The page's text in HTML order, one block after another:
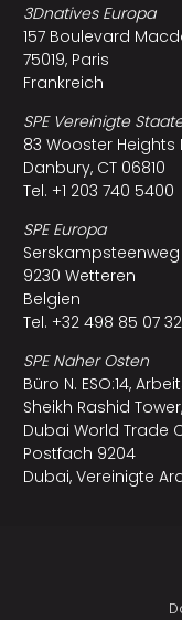
3Dnatives Europa
157 Boulevard
75019, Paris
Frankreich
SPE Vereinigte
83 Wooster Heights
Danbury, CT 06810
Tel. +1 203 740 5400
SPE Europa
Serskampsteenweg
9230 Wetteren
Belgien
Tel. +32 498 85 07 32
SPE Naher Osten
Büro N. ESO:14,
Sheikh Rashid
Dubai World Trade
Postfach 9204
Dubai, Vereinigte